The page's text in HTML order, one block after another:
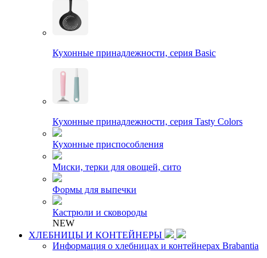
Кухонные принадлежности, серия Basic
Кухонные принадлежности, серия Tasty Colors
Кухонные приспособления
Миски, терки для овощей, сито
Формы для выпечки
Кастрюли и сковороды
NEW
ХЛЕБНИЦЫ И КОНТЕЙНЕРЫ
Информация о хлебницах и контейнерах Brabantia